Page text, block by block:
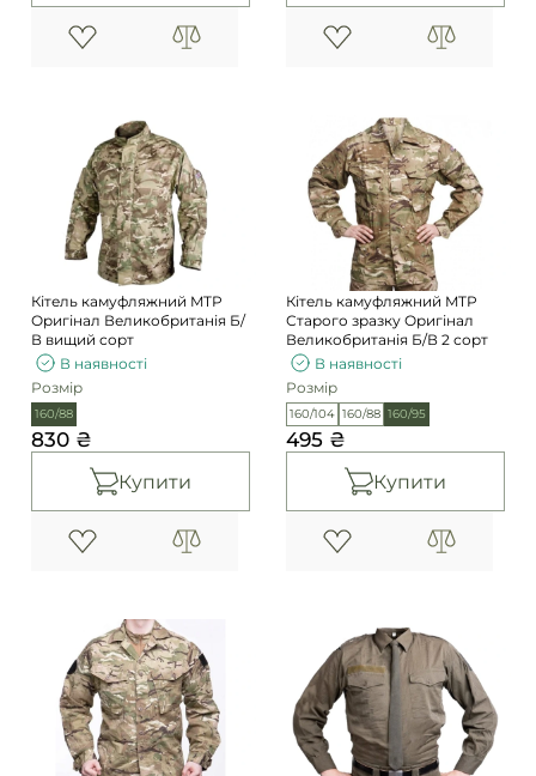
Кітель камуфляжний MTP
Оригінал Великобританія Б/
В вищий сорт
В наявності
Розмір
160/88
830 ₴
Купити
Кітель камуфляжний MTP
Старого зразку Оригінал
Великобританія Б/В 2 сорт
В наявності
Розмір
160/104 160/88 160/95
495 ₴
Купити